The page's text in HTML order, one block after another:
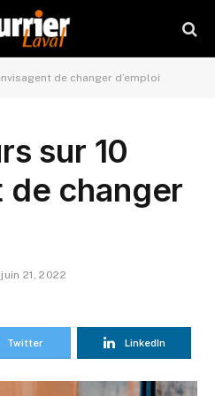
de changer d’emploi
sur 10
de changer
juin 21, 2022
Twitter LinkedIn